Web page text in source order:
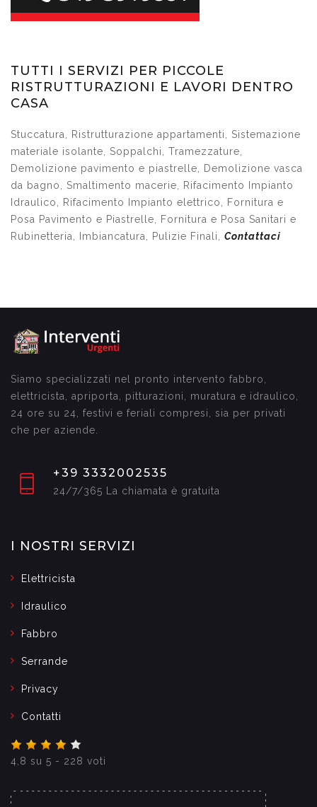
TUTTI I SERVIZI PER PICCOLE
RISTRUTTURAZIONI E LAVORI DENTRO
CASA
Stuccatura, Ristrutturazione appartamenti, Sistemazione
materiale isolante, Soppalchi, Tramezzature,
Demolizione pavimento e piastrelle, Demolizione vasca
da bagno, Smaltimento macerie, Rifacimento Impianto
Idraulico, Rifacimento Impianto elettrico, Fornitura e
Posa Pavimento e Piastrelle, Fornitura e Posa Sanitari e
Rubinetteria, Imbiancatura, Pulizie Finali, Contattaci
Siamo specializzati nel pronto intervento fabbro,
elettricista, apriporta, pitturazioni, muratura e idraulico,
24 ore su 24, festivi e feriali compresi, sia per privati
che per aziende.
+39 3332002535
24/7/365 La chiamata è gratuita
I NOSTRI SERVIZI
Elettricista
Idraulico
Fabbro
Serrande
Privacy
Contatti
4,8 su 5 - 228 voti